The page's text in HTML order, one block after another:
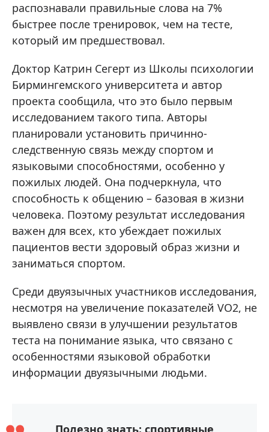
распознавали правильные слова на 7%
быстрее после тренировок, чем на тесте,
который им предшествовал.
Доктор Катрин Сегерт из Школы психологии
Бирмингемского университета и автор
проекта сообщила, что это было первым
исследованием такого типа. Авторы
планировали установить причинно-
следственную связь между спортом и
языковыми способностями, особенно у
пожилых людей. Она подчеркнула, что
способность к общению – базовая в жизни
человека. Поэтому результат исследования
важен для всех, кто убеждает пожилых
пациентов вести здоровый образ жизни и
заниматься спортом.
Среди двуязычных участников исследования,
несмотря на увеличение показателей VO2, не
выявлено связи в улучшении результатов
теста на понимание языка, что связано с
особенностями языковой обработки
информации двуязычными людьми.
Полезно знать: спортивные